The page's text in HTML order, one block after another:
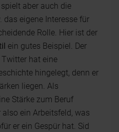
aber auch die
das eigene Interesse für
Rolle. Hier ist der
ein gutes Beispiel. Der
Twitter hat eine
hingelegt, denn er
liegen. Als
Stärke zum Beruf
ein Arbeitsfeld, was
er ein Gespür hat. Sid